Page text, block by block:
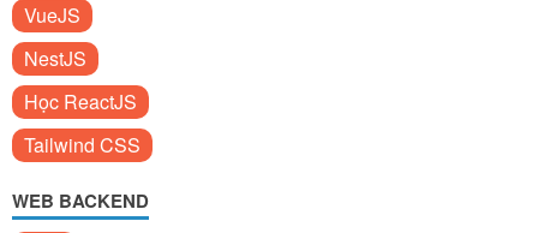
VueJS
NestJS
Học ReactJS
Tailwind CSS
WEB BACKEND